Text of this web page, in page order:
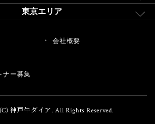
東京エリア
ナー募集
会社概要
神戸牛ダイア. All Rights Reserved.